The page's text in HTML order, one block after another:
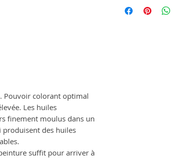
Pouvoir colorant optimal
Les huiles
finement moulus dans un
produisent des huiles
suffit pour arriver à